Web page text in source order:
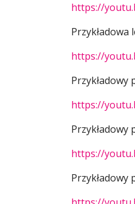
https://
Przykładowa
https://
https://
Przykładowy
https://
Przykładowy